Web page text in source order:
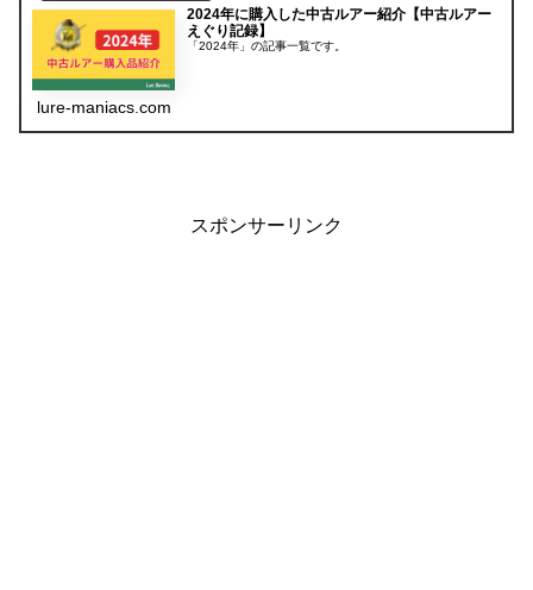
2024年に購入した中古ルアー紹介【中古ルアー
えぐり記録】
「2024年」の記事一覧です。
lure-maniacs.com
スポンサーリンク